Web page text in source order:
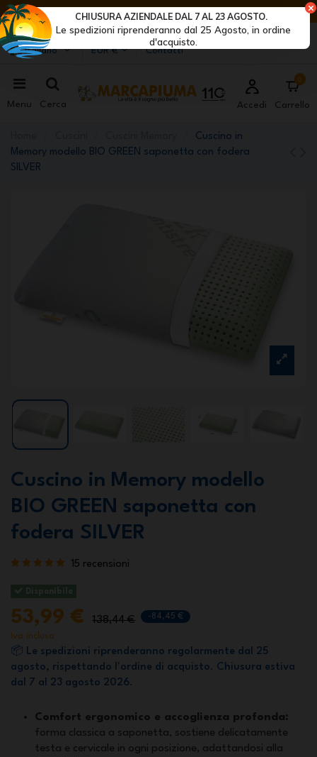
ULTIMI GIORNI DI SCONTI: AFFRETTATI! >
Marcapiuma| Produttori di materassi, cuscini e reti
Italiano
EUR € Contatti
Menu Cerca Accedi
0
Carrello
Cuscino in
Memory modello BIO GREEN saponetta con fodera
SILVER
Cuscino in Memory modello
BIO GREEN saponetta con
fodera SILVER
15 recensioni
53,99 € 138,44 € -84,45 €
Iva inclusa
📦 Le spedizioni riprenderanno regolarmente dal 25
agosto, rispettando l'ordine di acquisto. Chiusura estiva
dal 7 al 23 agosto 2026.
Comfort ergonomico e accoglienza profonda:
forma classica a saponetta, sostiene delicatamente
testa e cervicale in ogni posizione, adattandosi alla
Le spedizioni riprenderanno dal 25 Agosto, in ordine
d'acquisto.
CHIUSURA AZIENDALE DAL 7 AL 23 AGOSTO.